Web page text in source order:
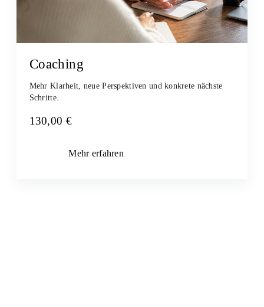
Coaching
Mehr Klarheit, neue Perspektiven und konkrete nächste
Schritte.
130,00 €
Mehr erfahren